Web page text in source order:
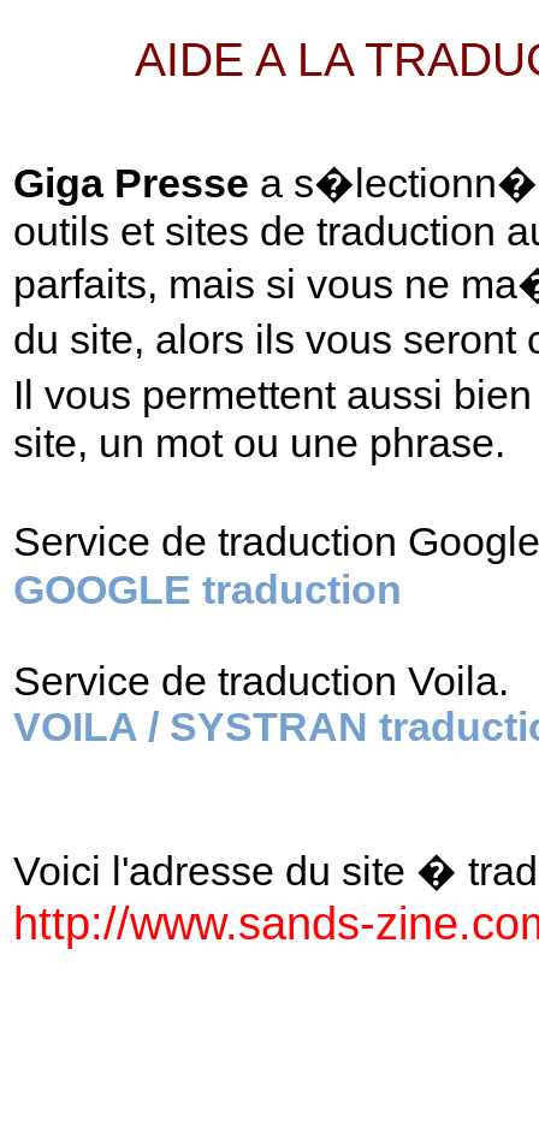
AIDE A LA
Giga Presse a s�lectionn�
outils et sites de traduction
parfaits, mais si vous ne
du site, alors ils vous
Il vous permettent aussi
site, un mot ou une phrase.
Service de traduction
GOOGLE traduction
Service de traduction Voila.
VOILA / SYSTRAN
Voici l'adresse du site �
http://www.sands-